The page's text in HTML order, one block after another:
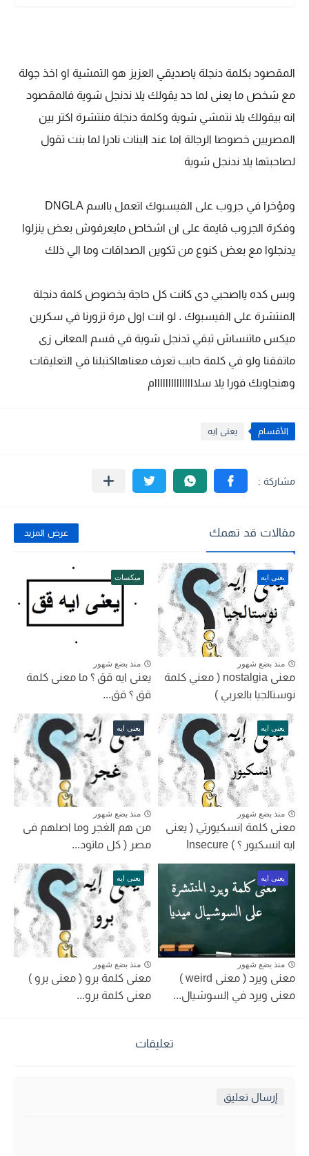
المقصود بكلمة دنجلة ياصديقي العزيز هو التمشية او اخذ جولة
مع شخص ما يعنى لما حد يقولك يلا ندنجل شوية فالمقصود
انه بيقولك يلا نتمشي شوية وكلمة دنجلة منتشرة اكتر بين
المصريين خصوصا الرجالة اما عند البنات نادرا لما بنت تقول
لصاحبتها يلا ندنجل شوية
ومؤخرا في جروب على الفيسبوك اتعمل بااسم DNGLA
وفكرة الجروب قايمة على ان اشخاص مايعرفوش بعض ينزلوا
يدنجلوا مع بعض كنوع من تكوين الصداقات وما الي ذلك
وبس كده يااصحبي دى كانت كل حاجة بخصوص كلمة دنجلة
المنتشرة على الفيسبوك . لو انت اول مرة تزورنا في سكرين
ميكس ماتنساش تبقي تدنجل شوية في قسم المعانى زى
ماتفقنا ولو في كلمة حابب تعرف معناهااكتبلنا في التعليقات
وهنجاوبك فورا يلا سلااااااااااااااام
الأقسام يعنى ايه
مقالات قد تهمك عرض المزيد
يعنى ايه
منذ بضع شهور
معنى nostalgia ( معني كلمة
نوستالجيا بالعربي )
ميكسات
منذ بضع شهور
يعنى ايه قق ؟ ما معنى كلمة
قق ؟ قق...
يعنى ايه
منذ بضع شهور
معنى كلمة انسكيورتي ( يعنى
ايه انسكيور ؟ ) Insecure
يعنى ايه
منذ بضع شهور
من هم الغجر وما اصلهم فى
مصر ( كل ماتود...
يعنى ايه
منذ بضع شهور
معنى ويرد ( معنى weird )
معنى ويرد في السوشيال...
يعنى ايه
منذ بضع شهور
معنى كلمة برو ( معنى برو )
معنى كلمة برو...
تعليقات
إرسال تعليق